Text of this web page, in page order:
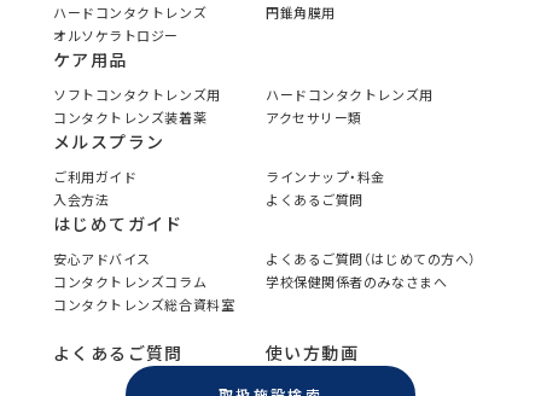
ハードコンタクトレンズ
円錐角膜用
オルソケラトロジー
ケア用品
ソフトコンタクトレンズ用
ハードコンタクトレンズ用
コンタクトレンズ装着薬
アクセサリー類
メルスプラン
ご利用ガイド
ラインナップ・料金
入会方法
よくあるご質問
はじめてガイド
安心アドバイス
よくあるご質問（はじめての方へ）
コンタクトレンズコラム
学校保健関係者のみなさまへ
コンタクトレンズ総合資料室
よくあるご質問 使い方動画